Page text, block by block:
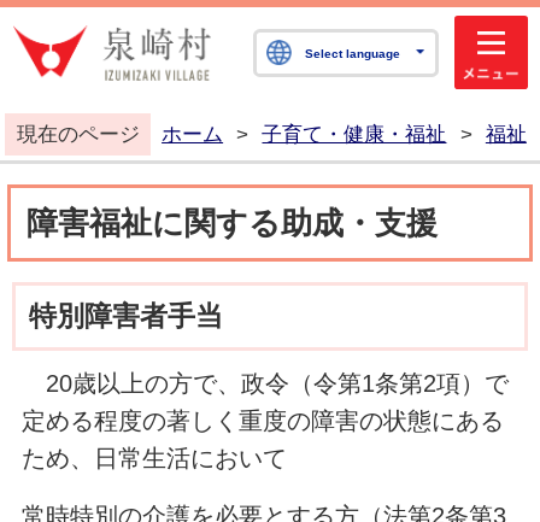
泉崎村公式ホームペ
Select language
現在のページ ホーム > 子育て・健康・福祉 > 福祉
障害福祉に関する助成・支援
特別障害者手当
20歳以上の方で、政令（令第1条第2項）で
定める程度の著しく重度の障害の状態にある
ため、日常生活において
常時特別の介護を必要とする方（法第2条第3